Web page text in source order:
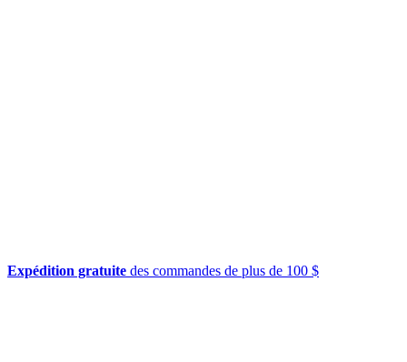
Expédition gratuite des commandes de plus de 100 $